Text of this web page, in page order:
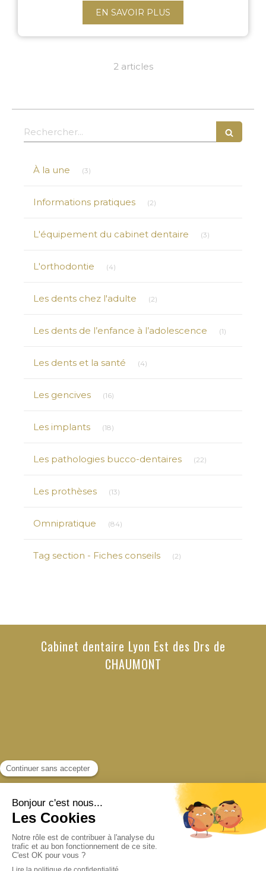
EN SAVOIR PLUS
2 articles
Rechercher
À la une (3)
Informations pratiques (2)
L'équipement du cabinet dentaire (3)
L'orthodontie (4)
Les dents chez l'adulte (2)
Les dents de l’enfance à l’adolescence (1)
Les dents et la santé (4)
Les gencives (16)
Les implants (18)
Les pathologies bucco-dentaires (22)
Les prothèses (13)
Omnipratique (84)
Tag section - Fiches conseils (2)
Cabinet dentaire Lyon Est des Drs de
CHAUMONT
Politique de confidentialité et charte cookie
Mentions légales
Conditions Générales Utilisation
Charte déontologique
Ordre national